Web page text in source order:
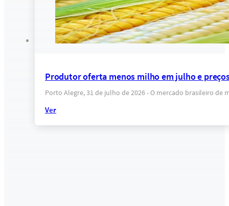
Produtor oferta menos milho em julho e
Porto Alegre, 31 de julho de 2026 - O mercado brasileiro
Ver